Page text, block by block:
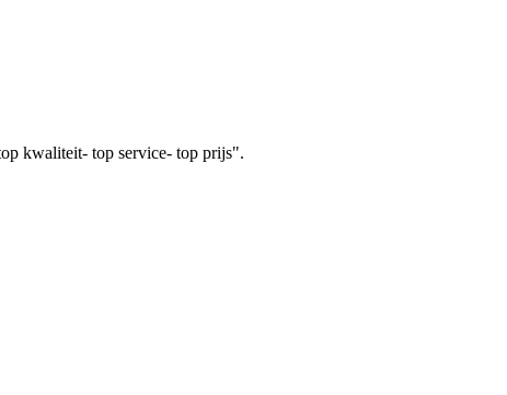
kwaliteit- top service- top prijs".